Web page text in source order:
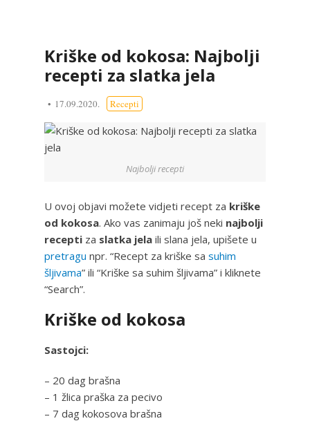
Kriške od kokosa: Najbolji
recepti za slatka jela
17.09.2020. Recepti
Najbolji recepti
U ovoj objavi možete vidjeti recept za kriške
od kokosa. Ako vas zanimaju još neki najbolji
recepti za slatka jela ili slana jela, upišete u
pretragu npr. “Recept za kriške sa suhim
šljivama” ili “Kriške sa suhim šljivama” i kliknete
“Search”.
Kriške od kokosa
Sastojci:
– 20 dag brašna
– 1 žlica praška za pecivo
– 7 dag kokosova brašna